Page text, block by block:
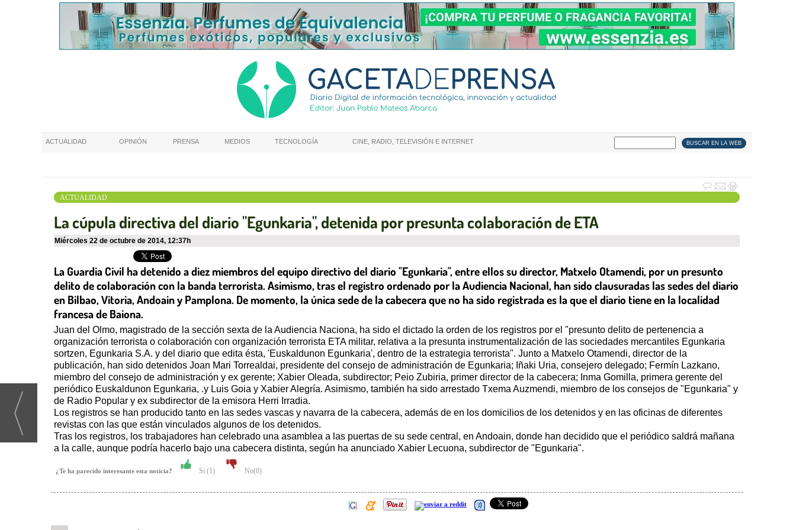
ACTUALIDAD OPINIÓN PRENSA MEDIOS TECNOLOGÍA CINE, RADIO, TELEVISIÓN E INTERNET
ACTUALIDAD
La cúpula directiva del diario "Egunkaria", detenida por presunta colaboración de ETA
miércoles 22 de octubre de 2014, 12:37h
La Guardia Civil ha detenido a diez miembros del equipo directivo del diario "Egunkaria", entre ellos su director, Matxelo Otamendi, por un presunto
delito de colaboración con la banda terrorista. Asimismo, tras el registro ordenado por la Audiencia Nacional, han sido clausuradas las sedes del diario
en Bilbao, Vitoria, Andoain y Pamplona. De momento, la única sede de la cabecera que no ha sido registrada es la que el diario tiene en la localidad
francesa de Baiona.
Juan del Olmo, magistrado de la sección sexta de la Audiencia Naciona, ha sido el dictado la orden de los registros por el "presunto delito de pertenencia a
organización terrorista o colaboración con organización terrorista ETA militar, relativa a la presunta instrumentalización de las sociedades mercantiles Egunkaria
sortzen, Egunkaria S.A. y del diario que edita ésta, 'Euskaldunon Egunkaria', dentro de la estrategia terrorista". Junto a Matxelo Otamendi, director de la
publicación, han sido detenidos Joan Mari Torrealdai, presidente del consejo de administración de Egunkaria; Iñaki Uria, consejero delegado; Fermín Lazkano,
miembro del consejo de administración y ex gerente; Xabier Oleada, subdirector; Peio Zubiria, primer director de la cabecera; Inma Gomilla, primera gerente del
periódico Euskaldunon Egunkaria, .y Luis Goia y Xabier Alegría. Asimismo, también ha sido arrestado Txema Auzmendi, miembro de los consejos de "Egunkaria" y
de Radio Popular y ex subdirector de la emisora Herri Irradia.
Los registros se han producido tanto en las sedes vascas y navarra de la cabecera, además de en los domicilios de los detenidos y en las oficinas de diferentes
revistas con las que están vinculados algunos de los detenidos.
Tras los registros, los trabajadores han celebrado una asamblea a las puertas de su sede central, en Andoain, donde han decidido que el periódico saldrá mañana
a la calle, aunque podría hacerlo bajo una cabecera distinta, según ha anunciado Xabier Lecuona, subdirector de "Egunkaria".
¿Te ha parecido interesante esta noticia? Si (1) No(0)